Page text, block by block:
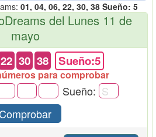
01, 04, 06, 22, 30, 38 Sueño: 5
del Lunes 11 de
mayo
22 30 38 Sueño:5
para comprobar
Sueño:
Comprobar